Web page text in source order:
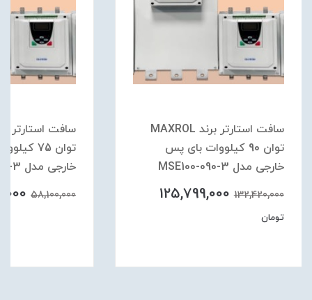
سافت استارتر برند MAXROL
توان 90 کیلووات بای پس
خارجی مدل MSE100-090-3
132,420,000
125,799,000
تومان
توان 75
خارجی مدل MSE100-075-3
58,100,000